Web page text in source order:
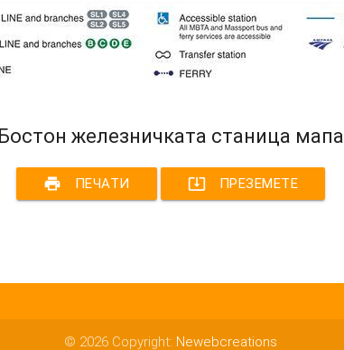
Бостон железничката станица мапа
print ПЕЧАТИ system_update_alt ПРЕЗЕМЕТЕ
© 2026 Copyright: Newebcreations